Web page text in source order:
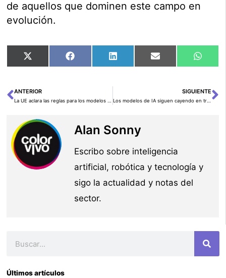
de aquellos que dominen este campo en
evolución.
Compartir
en
X
(Twitter)
Compartir
en
FacebookCompartir
en
LinkedInCompartir
en
Email
en
Ant
ANTERIOR SIGUIENTE
Alan Sonny
Escribo sobre inteligencia
artificial, robótica y tecnología y
sigo la actualidad y notas del
sector.
Últimos artículos